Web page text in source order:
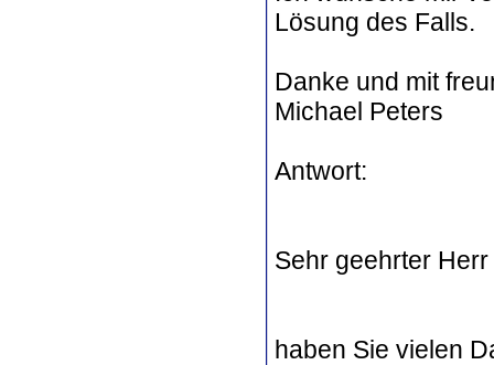
Lösung des Falls.
Danke und mit
Michael Peters
Antwort:
Sehr geehrter
haben Sie vielen